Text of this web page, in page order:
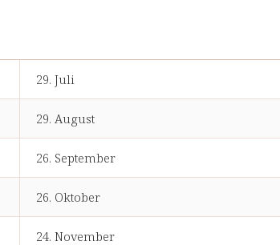
29. Juli
29. August
26. September
26. Oktober
24. November